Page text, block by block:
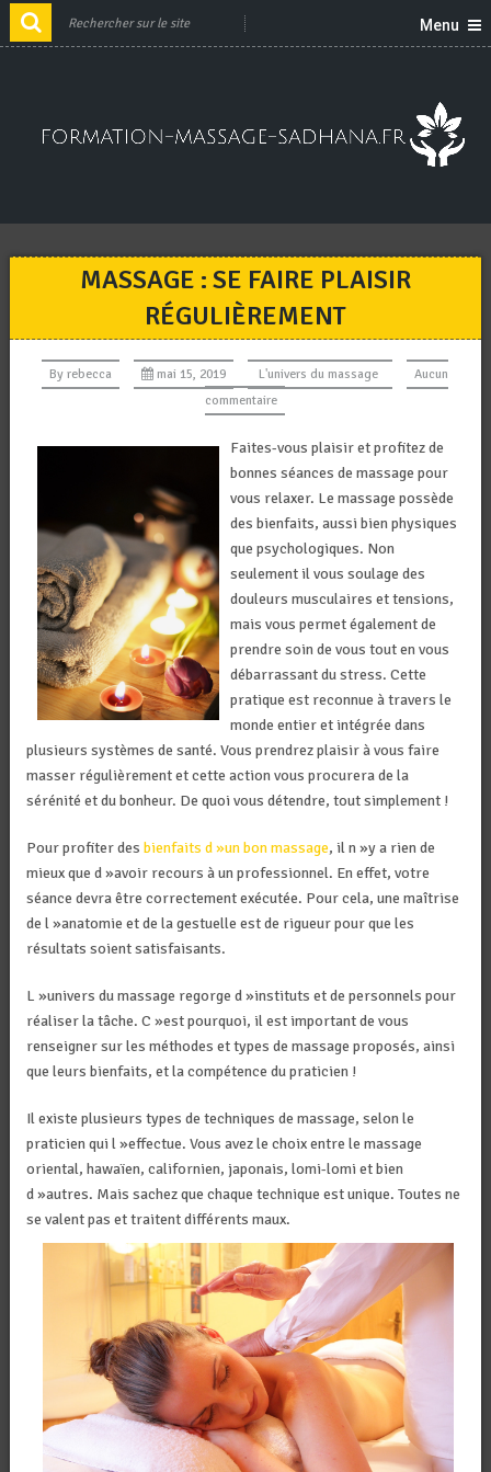
Menu
MASSAGE : SE FAIRE PLAISIR
RÉGULIÈREMENT
Byrebecca mai 15, 2019 L'univers du massage
Aucun
commentaire
Faites-vous plaisir et profitez de
bonnes séances de massage pour
vous relaxer. Le massage possède
des bienfaits, aussi bien physiques
que psychologiques. Non
seulement il vous soulage des
douleurs musculaires et tensions,
mais vous permet également de
prendre soin de vous tout en vous
débarrassant du stress. Cette
pratique est reconnue à travers le
monde entier et intégrée dans
plusieurs systèmes de santé. Vous prendrez plaisir à vous faire
masser régulièrement et cette action vous procurera de la
sérénité et du bonheur. De quoi vous détendre, tout simplement !
Pour profiter des bienfaits d »un bon massage, il n »y a rien de
mieux que d »avoir recours à un professionnel. En effet, votre
séance devra être correctement exécutée. Pour cela, une maîtrise
de l »anatomie et de la gestuelle est de rigueur pour que les
résultats soient satisfaisants.
L »univers du massage regorge d »instituts et de personnels pour
réaliser la tâche. C »est pourquoi, il est important de vous
renseigner sur les méthodes et types de massage proposés, ainsi
que leurs bienfaits, et la compétence du praticien !
Il existe plusieurs types de techniques de massage, selon le
praticien qui l »effectue. Vous avez le choix entre le massage
oriental, hawaïen, californien, japonais, lomi-lomi et bien
d »autres. Mais sachez que chaque technique est unique. Toutes ne
se valent pas et traitent différents maux.